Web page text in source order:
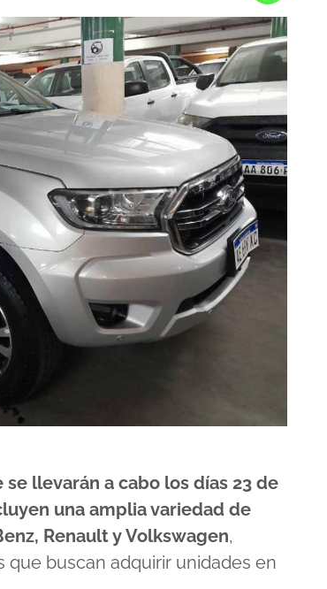
se llevarán a cabo los días 23 de
una amplia variedad de
Renault y Volkswagen,
buscan adquirir unidades en